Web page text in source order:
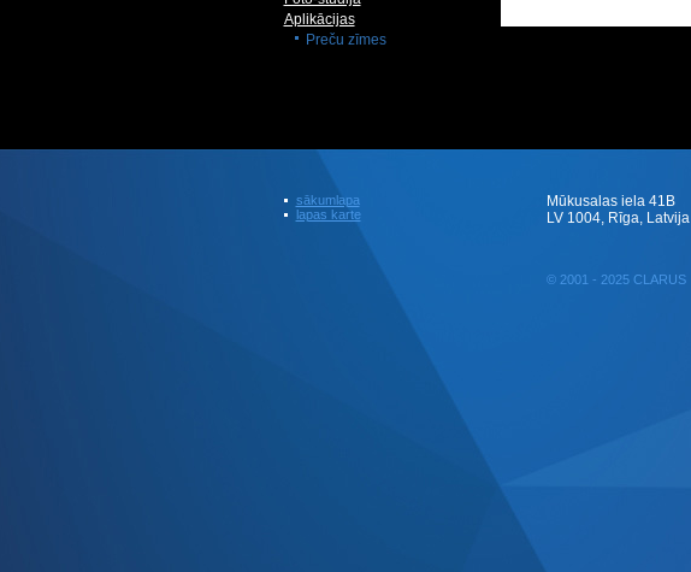
Aplikācijas
Preču zīmes
sākumlapa
lapas karte
Mūkusalas iela 41B
LV 1004, Rīga, Latvija
© 2001 - 2025 CLARUS